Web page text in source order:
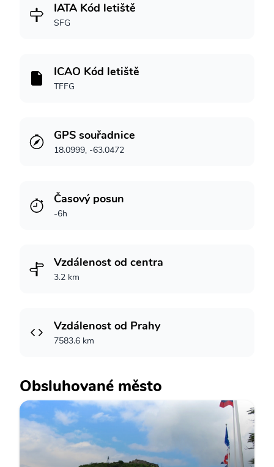
IATA Kód letiště
SFG
ICAO Kód letiště
TFFG
GPS souřadnice
18.0999, -63.0472
Časový posun
-6h
Vzdálenost od centra
3.2 km
Vzdálenost od Prahy
7583.6 km
Obsluhované město